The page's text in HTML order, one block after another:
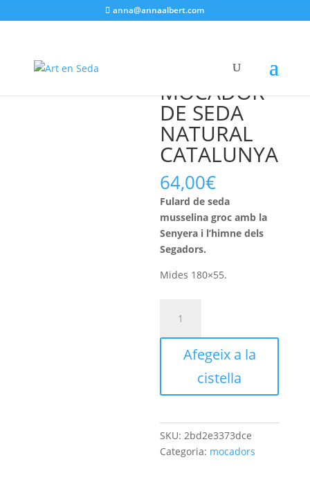
anna@annaalbert.com
CATALUNYA
MOCADOR
DE SEDA
NATURAL
CATALUNYA
64,00€
Fulard de seda
musselina groc amb la
Senyera i l’himne dels
Segadors.
Mides 180×55.
Afegeix a la
cistella
SKU:2bd2e3373dce
Categoria: mocadors